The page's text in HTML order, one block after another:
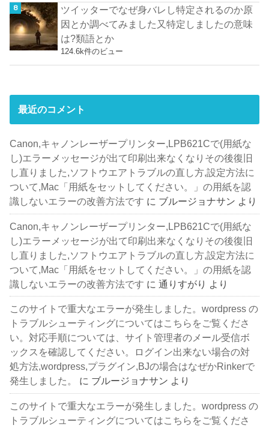
ツイッターでなぜ身バレし特定されるのか原
因とか調べてみました又特定しましたの意味
は?類語とか
124.6k件のビュー
最近のコメント
Canon,キャノンレーザープリンター,LPB621Cで(用紙な
し)エラーメッセージが出て印刷出来なくなりその後復旧
し直りました,ソフトウエアトラブルの直し方,設定方法に
ついて,Mac「用紙をセットしてください。」の用紙を認
識しないエラーの改善方法です に ブルージョナサン より
Canon,キャノンレーザープリンター,LPB621Cで(用紙な
し)エラーメッセージが出て印刷出来なくなりその後復旧
し直りました,ソフトウエアトラブルの直し方,設定方法に
ついて,Mac「用紙をセットしてください。」の用紙を認
識しないエラーの改善方法です に通りすがり より
このサイトで重大なエラーが発生しました。wordpress の
トラブルシューティングについてはこちらをご覧くださ
い。対応手順については、サイト管理者のメール受信ボ
ックスを確認してください。ログイン出来ない場合の対
処方法,wordpress,プラグイン,BJの場合はなぜかRinkerで
発生しました。
に ブルージョナサン より
このサイトで重大なエラーが発生しました。wordpress の
トラブルシューティングについてはこちらをご覧くださ